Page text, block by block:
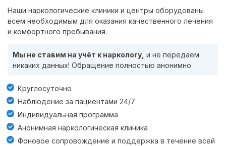
Наши наркологические клиники и центры оборудованы
всем необходимым для оказания качественного лечения
и комфортного пребывания.
Мы не ставим на учёт к наркологу, и не передаем
никаких данных! Обращение полностью анонимно
Круглосуточно
Наблюдение за пациентами 24/7
Индивидуальная программа
Анонимная наркологическая клиника
Фоновое сопровождение и поддержка в течение всей